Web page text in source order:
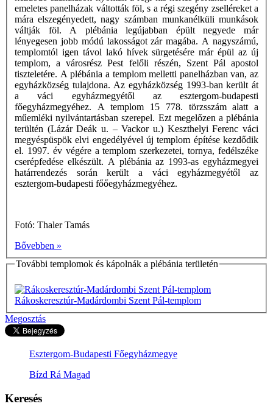
emeletes panelházak váltották föl, s a régi szegény zselléreket a
mára elszegényedett, nagy számban munkanélküli munkások
váltják föl. A plébánia legújabban épült negyede már
lényegesen jobb módú lakosságot zár magába. A nagyszámú,
templomtól igen távol lakó hívek sürgetésére már épül az új
templom, a városrész Pest felőli részén, Szent Pál apostol
tiszteletére. A plébánia a templom melletti panelházban van, az
egyházközség tulajdona. Az egyházközség 1993-ban került át
a váci egyházmegyétől az esztergom-budapesti
főegyházmegyéhez. A templom 15 778. törzsszám alatt a
műemléki nyilvántartásban szerepel. Ezt megelőzen a plébánia
terültén (Lázár Deák u. – Vackor u.) Keszthelyi Ferenc váci
megyéspüspök elvi engedélyével új templom építése kezdődik
el. 1997. év végére a templom szerkezetei, tornya, fedélszéke
cserépfedése elkészült. A plébánia az 1993-as egyházmegyei
határrendezés során került a váci egyházmegyétől az
esztergom-budapesti főőegyházmegyéhez.
Fotó: Thaler Tamás
Bővebben »
További templomok és kápolnák a plébánia területén
Rákoskeresztúr-Madárdombi Szent Pál-templom
Megosztás
Esztergom-Budapesti Főegyházmegye
Bízd Rá Magad
Keresés